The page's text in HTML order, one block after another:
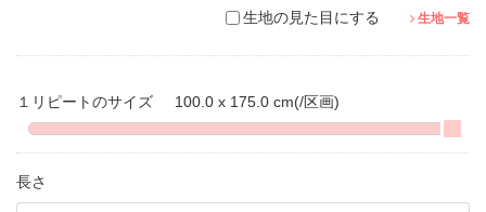
生地の見た目にする 生地一覧
１リピートのサイズ 100.0 x 175.0 cm(/区画)
長さ